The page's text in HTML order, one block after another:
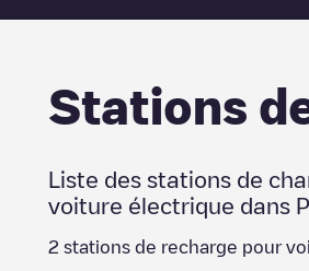
Stations
Liste des stations de
voiture électrique dans
2 stations de recharge pour